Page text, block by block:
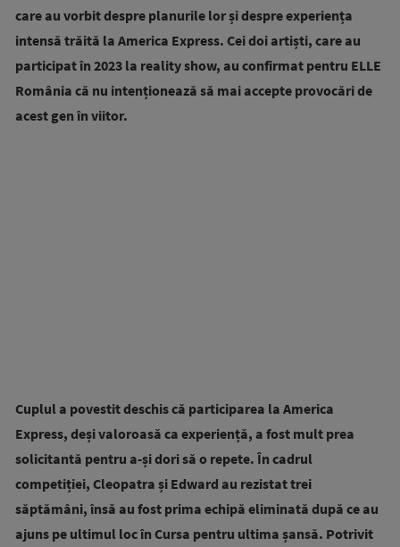
care au vorbit despre planurile lor și despre experiența
intensă trăită la America Express. Cei doi artiști, care au
participat în 2023 la reality show, au confirmat pentru ELLE
România că nu intenționează să mai accepte provocări de
acest gen în viitor.
Cuplul a povestit deschis că participarea la America
Express, deși valoroasă ca experiență, a fost mult prea
solicitantă pentru a-și dori să o repete. În cadrul
competiției, Cleopatra și Edward au rezistat trei
săptămâni, însă au fost prima echipă eliminată după ce au
ajuns pe ultimul loc în Cursa pentru ultima șansă. Potrivit